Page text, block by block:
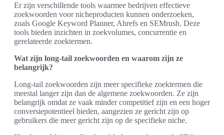
Er zijn verschillende tools waarmee bedrijven effectieve
zoekwoorden voor nicheproducten kunnen onderzoeken,
zoals Google Keyword Planner, Ahrefs en SEMrush. Deze
tools bieden inzichten in zoekvolumes, concurrentie en
gerelateerde zoektermen.
Wat zijn long-tail zoekwoorden en waarom zijn ze
belangrijk?
Long-tail zoekwoorden zijn meer specifieke zoektermen die
meestal langer zijn dan de algemene zoekwoorden. Ze zijn
belangrijk omdat ze vaak minder competitief zijn en een hoger
conversiepotentieel bieden, aangezien ze gericht zijn op
gebruikers die meer gericht zijn op de specifieke niche.